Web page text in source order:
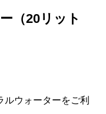
（20リット
ルウォーターをご利